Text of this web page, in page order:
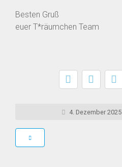
Besten Gruß
euer T*räumchen Team
4. Dezember 2025